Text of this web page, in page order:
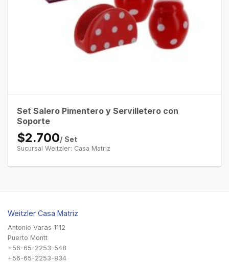
Set Salero Pimentero y Servilletero con
Soporte
$2.700/ Set
Sucursal Weitzler: Casa Matriz
Weitzler Casa Matriz
Antonio Varas 1112
Puerto Montt
+56-65-2253-548
+56-65-2253-834